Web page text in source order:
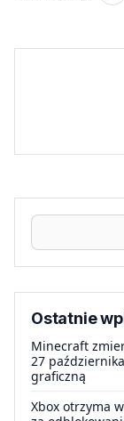
Ostatnie
Minecraft
27
graficzną
Xbox otrzyma